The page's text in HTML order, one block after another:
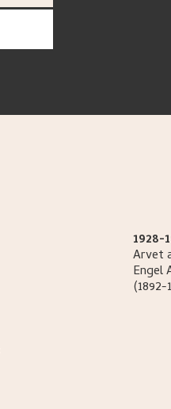
1928-
Arvet
Engel
(1892-